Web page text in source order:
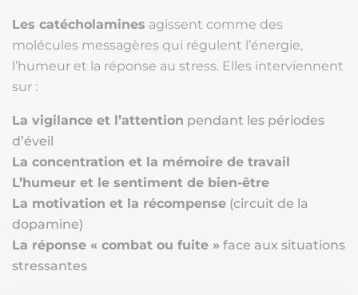
Les catécholamines agissent comme des
molécules messagères qui régulent l’énergie,
l’humeur et la réponse au stress. Elles interviennent
sur :
La vigilance et l’attention pendant les périodes
d’éveil
La concentration et la mémoire de travail
L’humeur et le sentiment de bien-être
La motivation et la récompense (circuit de la
dopamine)
La réponse « combat ou fuite » face aux situations
stressantes